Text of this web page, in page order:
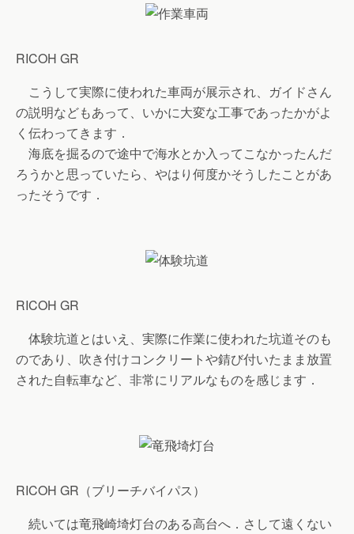
RICOH GR
こうして実際に使われた車両が展示され、ガイドさん
の説明などもあって、いかに大変な工事であったかがよ
く伝わってきます．
海底を掘るので途中で海水とか入ってこなかったんだ
ろうかと思っていたら、やはり何度かそうしたことがあ
ったそうです．
RICOH GR
体験坑道とはいえ、実際に作業に使われた坑道そのも
のであり、吹き付けコンクリートや錆び付いたまま放置
された自転車など、非常にリアルなものを感じます．
RICOH GR（ブリーチバイパス）
続いては竜飛崎埼灯台のある高台へ．さして遠くない